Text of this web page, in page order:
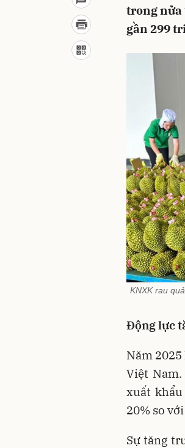
trong nửa
gần 299
KNXK rau
Động lực
Năm
Việt
xuất khẩu
20% so
Sự tăng